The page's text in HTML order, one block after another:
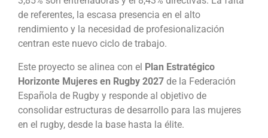
de referentes, la escasa presencia en el alto
rendimiento y la necesidad de profesionalización
centran este nuevo ciclo de trabajo.
Este proyecto se alinea con el Plan Estratégico
Horizonte Mujeres en Rugby 2027 de la Federación
Española de Rugby y responde al objetivo de
consolidar estructuras de desarrollo para las mujeres
en el rugby, desde la base hasta la élite.